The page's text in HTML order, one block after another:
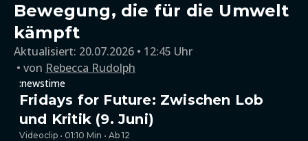
Bewegung, die für die Umwelt
kämpft
Aktualisiert: 20.07.2026 • 12:45 Uhr
von Rebecca Rudolph
:newstime
Fridays for Future: Zwischen Lob
und Kritik (9. Juni)
Videoclip • 01:10 Min • Ab 12